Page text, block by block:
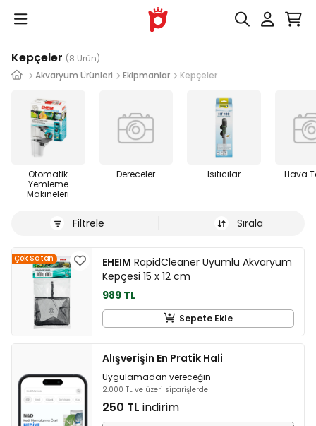
Kepçeler (8 Ürün)
Akvaryum Ürünleri
Ekipmanlar Kepçeler
Otomatik
Yemleme
Makineleri
Dereceler Isıtıcılar Hava
Filtrele Sırala
Çok Satan EHEIM RapidCleaner Uyumlu Akvaryum
Kepçesi 15 x 12 cm
989 TL
Sepete Ekle
Alışverişin En Pratik Hali
Uygulamadan vereceğin
2.000 TL ve üzeri siparişlerde
250 TL indirim